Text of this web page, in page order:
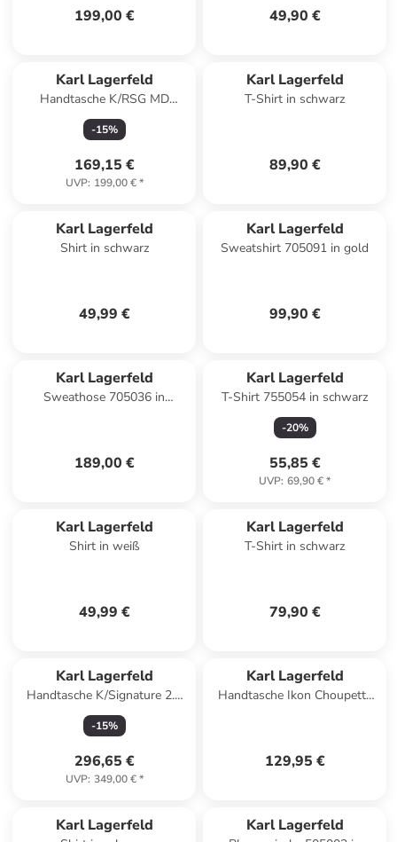
199,00 € 49,90 €
Karl Lagerfeld
Handtasche K/RSG MD
Square Tote Peb Emb in
Nougat
-15%
169,15 €
UVP: 199,00 €*
Karl Lagerfeld
T-Shirt in schwarz
89,90 €
Karl Lagerfeld
Shirt in schwarz
49,99 €
Karl Lagerfeld
Sweatshirt 705091 in gold
99,90 €
Karl Lagerfeld
Sweathose 705036 in
189,00 €
Karl Lagerfeld
T-Shirt 755054 in schwarz
-20%
55,85 €
UVP: 69,90 €*
Karl Lagerfeld
Shirt in weiß
49,99 €
Karl Lagerfeld
T-Shirt in schwarz
79,90 €
Karl Lagerfeld
Handtasche K/Signature 2.0
MD in Black/Nickel
-15%
296,65 €
UVP: 349,00 €*
Karl Lagerfeld
Handtasche Ikon Choupette
129,95 €
Karl Lagerfeld Karl Lagerfeld